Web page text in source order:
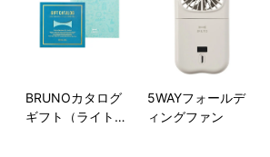
BRUNOカタログ
ギフト（ライトブ
5WAYフォールデ
ィングファン